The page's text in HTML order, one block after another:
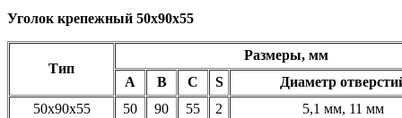
Уголок крепежный 50х90х55
Тип
Размеры, мм
A
B C S
Диаметр
50х90х55
50 90 55 2 5,1 мм, 11 мм